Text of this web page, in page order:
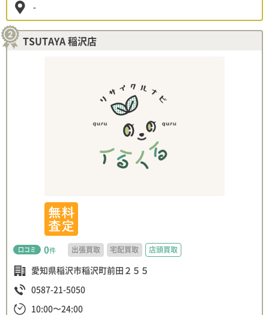
-
TSUTAYA 稲沢店
口コミ 0件 出張買取 宅配買取 店頭買取
愛知県稲沢市稲沢町前田２５５
0587-21-5050
10:00〜24:00